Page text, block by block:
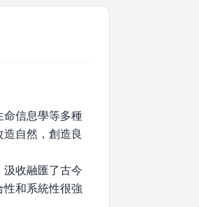
命信息學等多種
自然，創造良
收融匯了古今
和系統性很強